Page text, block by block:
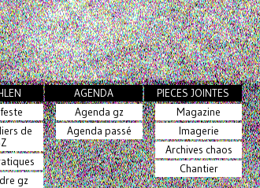
de
gz
AGENDA
Agenda gz
Agenda passé
PIECES JOINTES
Magazine
Imagerie
Archives chaos
Chantier